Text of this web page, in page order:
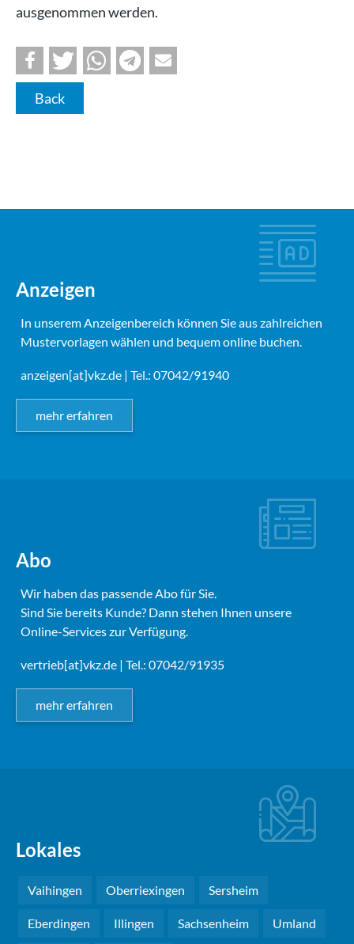
ausgenommen werden.
Back
Anzeigen
In unserem Anzeigenbereich können Sie aus zahlreichen
Mustervorlagen wählen und bequem online buchen.
anzeigen[at]vkz.de | Tel.: 07042/91940
mehr erfahren
Abo
Wir haben das passende Abo für Sie.
Sind Sie bereits Kunde? Dann stehen Ihnen unsere
Online-Services zur Verfügung.
vertrieb[at]vkz.de | Tel.: 07042/91935
mehr erfahren
Lokales
Vaihingen Oberriexingen Sersheim
Eberdingen Illingen Sachsenheim Umland